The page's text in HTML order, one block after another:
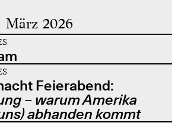
März 2026
Feierabend:
– warum Amerika
abhanden kommt